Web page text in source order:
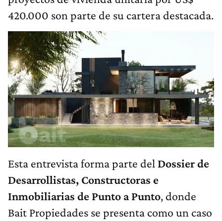
420.000 son parte de su cartera destacada.
Esta entrevista forma parte del Dossier de
Desarrollistas, Constructoras e
Inmobiliarias de Punto a Punto, donde
Bait Propiedades se presenta como un caso